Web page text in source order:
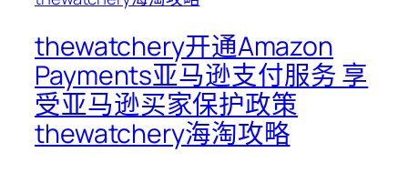
thewatchery开通Amazon
Payments亚马逊支付服务 享
受亚马逊买家保护政策
thewatchery海淘攻略